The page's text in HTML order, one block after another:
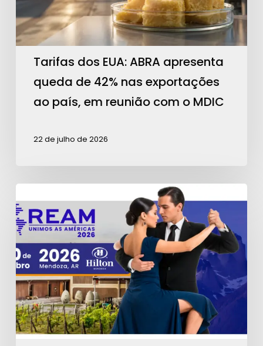
de
42%
nas
exportações
com
MDIC
Tarifas dos EUA: ABRA apresenta
queda de 42% nas exportações
ao país, em reunião com o MDIC
22 de julho de 2026
regressiva
para
a
REAM
2026:
garanta
seu
ingresso!